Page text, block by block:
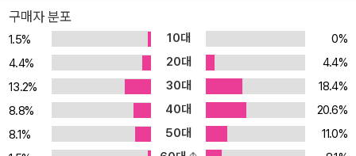
로도보다도 복잡했다는 롯데그룹의 지배구조 등 롯데의 흑역사가 이
책에 상세히 기록됐다. 또 적산 가로채기로부터 시작된 SK그룹의 출
범, 롯데 못지않은 SK의 정경유착 역사, 소버린 사태와 SK글로벌의
분식회계, 불륜에도 회사 돈을 쓰는 최태원의 뻔뻔한 행태, 그리고 최
태원이 4조 원대 거부가 된 과정 등 SK그룹의 흑역사도 빠짐없이 적
혔다. 삼성과 현대의 흑역사를 다뤘던 (상)권 증보판에는 이재용이 2
017년 촛불혁명 과정에서 구속됐다가 이듬해 풀려난 과정이 추가됐
다. 이재용은 이병철, 이건희로 이어졌던 삼성그룹 총수 중 최초로 영
구매자 분포
1.5% 10대
0%
4.4%
20대
4.4%
13.2%
30대
18.4%
8.8%
40대
20.6%
8.1%
50대
11.0%